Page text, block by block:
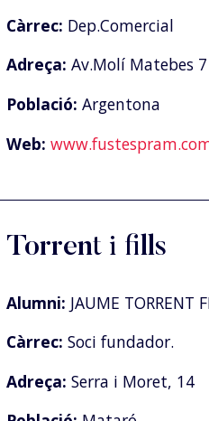
Càrrec: Dep.Comercial
Adreça: Av.Molí Matebes
Població: Argentona
Web:
Torrent i fills
Alumni: JAUME TORRENT
Càrrec: Soci fundador.
Adreça: Serra i Moret, 14